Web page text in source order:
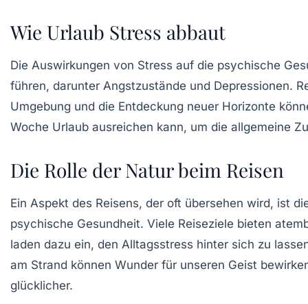
Wie Urlaub Stress abbaut
Die Auswirkungen von Stress auf die psychische
führen, darunter Angstzustände und Depressionen.
Umgebung und die Entdeckung neuer Horizonte
Woche Urlaub ausreichen kann, um die allgemeine
Die Rolle der Natur beim Reisen
Ein Aspekt des Reisens, der oft übersehen wird, ist
psychische Gesundheit. Viele Reiseziele bieten
laden dazu ein, den Alltagsstress hinter sich zu
am Strand können Wunder für unseren Geist
glücklicher.